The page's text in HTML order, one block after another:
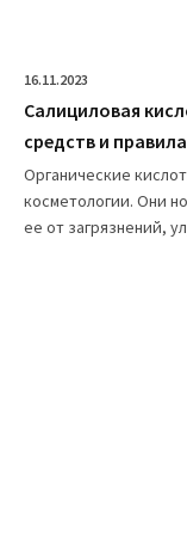
16.11.2023
Салициловая
средств и
Органические
косметологии. Они
ее от загрязнений,